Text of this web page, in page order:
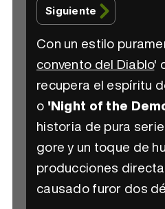
Siguiente
Con un estilo
convento del Diablo'
recupera el espíritu
o 'Night of the
historia de pura
gore y un toque de
producciones
causado furor dos